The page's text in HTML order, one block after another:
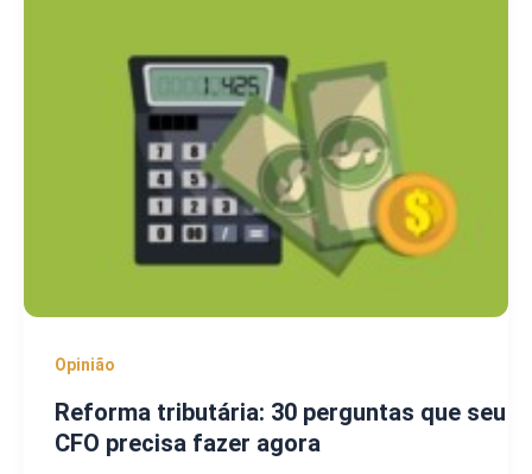
Opinião
Reforma tributária: 30 perguntas que seu
CFO precisa fazer agora